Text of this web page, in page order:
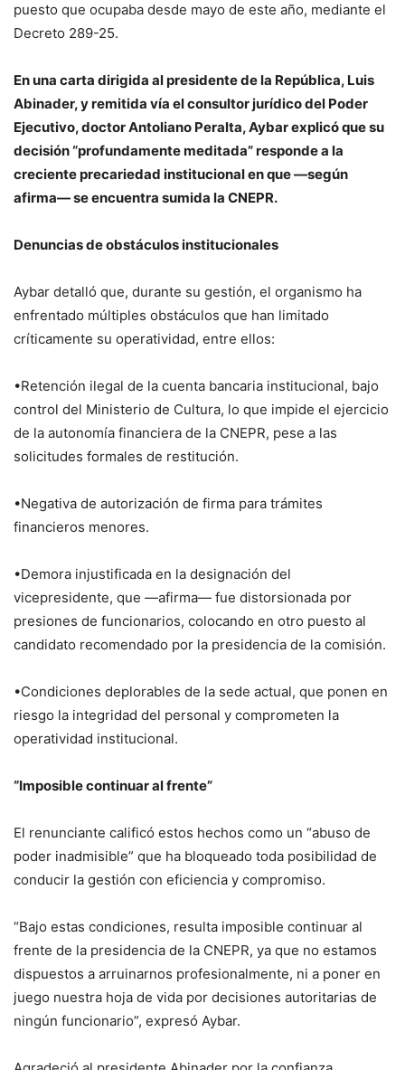
puesto que ocupaba desde mayo de este año, mediante el
Decreto 289-25.
En una carta dirigida al presidente de la República, Luis
Abinader, y remitida vía el consultor jurídico del Poder
Ejecutivo, doctor Antoliano Peralta, Aybar explicó que su
decisión “profundamente meditada” responde a la
creciente precariedad institucional en que —según
afirma— se encuentra sumida la CNEPR.
Denuncias de obstáculos institucionales
Aybar detalló que, durante su gestión, el organismo ha
enfrentado múltiples obstáculos que han limitado
críticamente su operatividad, entre ellos:
•Retención ilegal de la cuenta bancaria institucional, bajo
control del Ministerio de Cultura, lo que impide el ejercicio
de la autonomía financiera de la CNEPR, pese a las
solicitudes formales de restitución.
•Negativa de autorización de firma para trámites
financieros menores.
•Demora injustificada en la designación del
vicepresidente, que —afirma— fue distorsionada por
presiones de funcionarios, colocando en otro puesto al
candidato recomendado por la presidencia de la comisión.
•Condiciones deplorables de la sede actual, que ponen en
riesgo la integridad del personal y comprometen la
operatividad institucional.
“Imposible continuar al frente”
El renunciante calificó estos hechos como un “abuso de
poder inadmisible” que ha bloqueado toda posibilidad de
conducir la gestión con eficiencia y compromiso.
“Bajo estas condiciones, resulta imposible continuar al
frente de la presidencia de la CNEPR, ya que no estamos
dispuestos a arruinarnos profesionalmente, ni a poner en
juego nuestra hoja de vida por decisiones autoritarias de
ningún funcionario”, expresó Aybar.